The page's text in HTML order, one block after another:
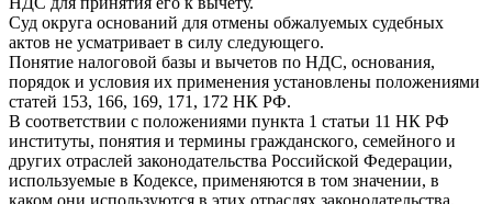
Суд округа оснований для отмены обжалуемых судебных
актов не усматривает в силу следующего.
Понятие налоговой базы и вычетов по НДС, основания,
порядок и условия их применения установлены положениями
статей 153, 166, 169, 171, 172 НК РФ.
В соответствии с положениями пункта 1 статьи 11 НК РФ
институты, понятия и термины гражданского, семейного и
других отраслей законодательства Российской Федерации,
используемые в Кодексе, применяются в том значении, в
каком они используются в этих отраслях законодательства,